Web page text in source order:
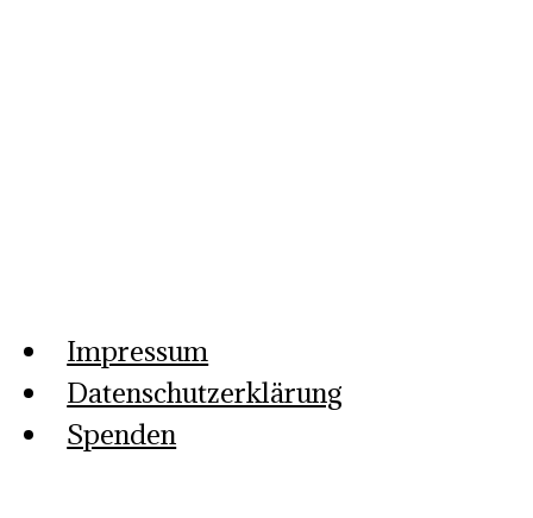
Impressum
Datenschutzerklärung
Spenden